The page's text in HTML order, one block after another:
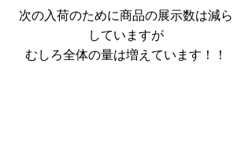
次の入荷のために商品の展示数は減ら
していますが
むしろ全体の量は増えています！！